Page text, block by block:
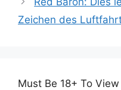
Zeichen des
Must Be 18+ To